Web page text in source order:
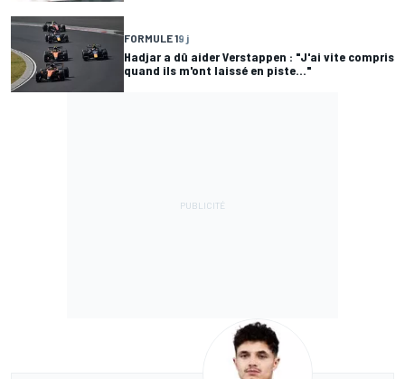
FORMULE 19 j
Hadjar a dû aider Verstappen : "J'ai vite compris
quand ils m'ont laissé en piste..."